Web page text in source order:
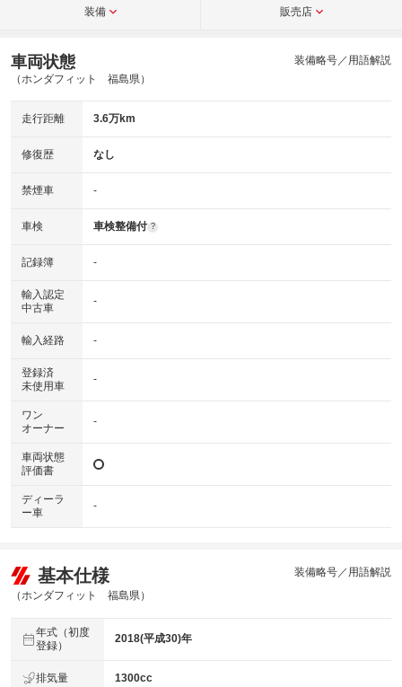
装備 販売店
車両状態
（ホンダフィット 福島県）
装備略号／用語解説
走行距離 3.6万km
修復歴 なし
禁煙車 -
車検 車検整備付 ?
記録簿 -
輸入認定
中古車
-
輸入経路 -
登録済
未使用車
-
ワン
オーナー
-
車両状態
評価書
ディーラ
ー車
-
基本仕様
（ホンダフィット 福島県）
装備略号／用語解説
年式（初度
登録）
2018(平成30)年
排気量 1300cc